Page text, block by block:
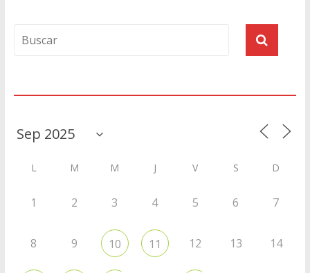
L M M J V S D
1 2 3 4 5 6 7
8 9 10 11 12 13 14